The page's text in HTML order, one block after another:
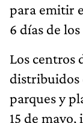
para emitir
6 días de
Los centros
distribuidos
parques y
15 de mayo,